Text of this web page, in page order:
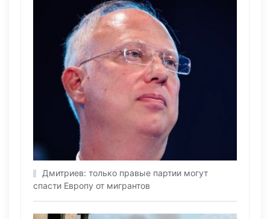
Дмитриев: только правые партии могут
спасти Европу от мигрантов